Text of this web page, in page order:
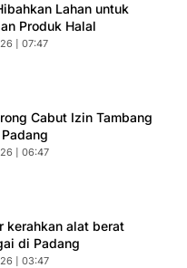
Lahan untuk
Produk Halal
| 07:47
Cabut Izin Tambang
| 06:47
kerahkan alat berat
di Padang
| 03:47